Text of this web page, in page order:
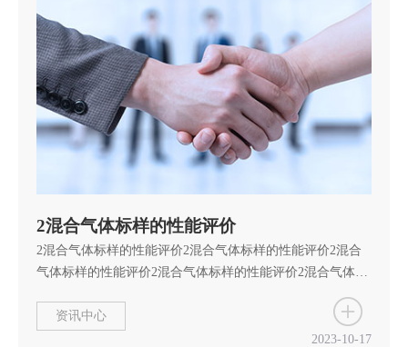
2混合气体标样的性能评价
2混合气体标样的性能评价2混合气体标样的性能评价2混合
气体标样的性能评价2混合气体标样的性能评价2混合气体标
样的性能评价2混合气体标样的性能评价2混合气体标样的性
能评价2混合气体标样的性能评价2混合气体标样的性能评价
2混合气体标样的性能评价2混合气体标样的性能评价2混合
资讯中心
2023-10-17